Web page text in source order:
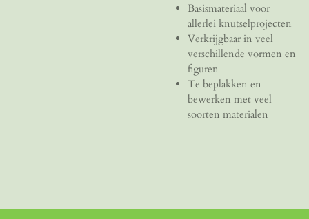
Basismateriaal voor
allerlei knutselprojecten
Verkrijgbaar in veel
verschillende vormen en
figuren
Te beplakken en
bewerken met veel
soorten materialen